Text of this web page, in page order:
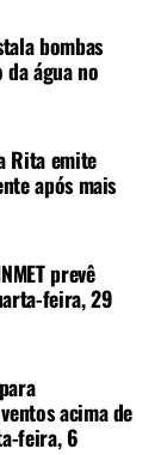
bombas
água no
Rita emite
após mais
prevê
feira, 29
acima de
feira, 6